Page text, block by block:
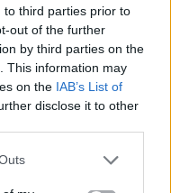
to third parties prior to
out of the further
by third parties on the
This information may
on the IAB’s List of
disclose it to other
θα ήθελα αυτό
την πρώτη θέση
για τον Ακύλα.
νέας γενιάς που
Ζητάει
τρόπο. Και
άνθρωπος που